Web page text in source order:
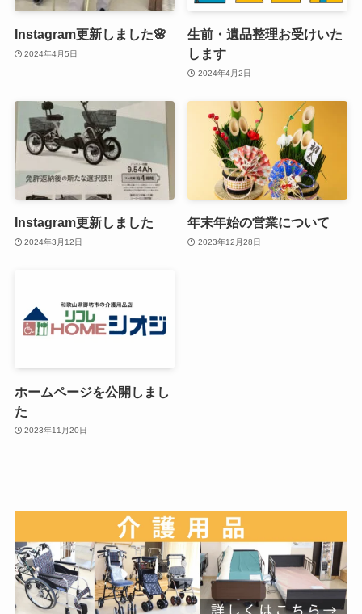
Instagram更新しました🌸
2024年4月5日
生前・遺品整理お受けいた
します
2024年4月2日
Instagram更新しました
2024年3月12日
年末年始の営業について
2023年12月28日
ホームページを公開しまし
た
2023年11月20日